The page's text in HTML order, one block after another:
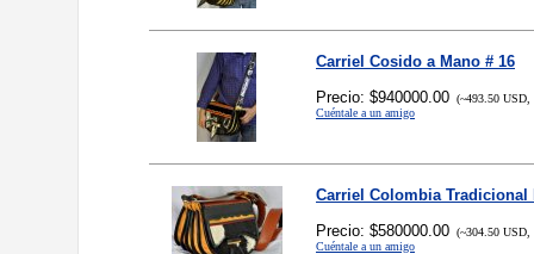
Carriel Cosido a Mano # 16
Precio: $940000.00 (~493.50 USD,
Cuéntale a un amigo
Carriel Colombia Tradicional
Precio: $580000.00 (~304.50 USD,
Cuéntale a un amigo